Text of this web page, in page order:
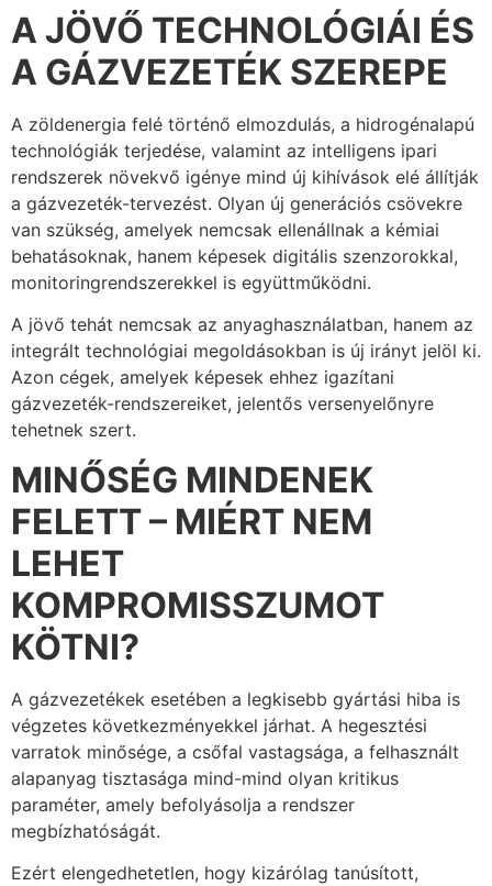
A JÖVŐ TECHNOLÓGIÁI ÉS
A GÁZVEZETÉK SZEREPE
A zöldenergia felé történő elmozdulás, a hidrogénalapú
technológiák terjedése, valamint az intelligens ipari
rendszerek növekvő igénye mind új kihívások elé állítják
a gázvezeték-tervezést. Olyan új generációs csövekre
van szükség, amelyek nemcsak ellenállnak a kémiai
behatásoknak, hanem képesek digitális szenzorokkal,
monitoringrendszerekkel is együttműködni.
A jövő tehát nemcsak az anyaghasználatban, hanem az
integrált technológiai megoldásokban is új irányt jelöl ki.
Azon cégek, amelyek képesek ehhez igazítani
gázvezeték-rendszereiket, jelentős versenyelőnyre
tehetnek szert.
MINŐSÉG MINDENEK
FELETT – MIÉRT NEM
LEHET
KOMPROMISSZUMOT
KÖTNI?
A gázvezetékek esetében a legkisebb gyártási hiba is
végzetes következményekkel járhat. A hegesztési
varratok minősége, a csőfal vastagsága, a felhasznált
alapanyag tisztasága mind-mind olyan kritikus
paraméter, amely befolyásolja a rendszer
megbízhatóságát.
Ezért elengedhetetlen, hogy kizárólag tanúsított,